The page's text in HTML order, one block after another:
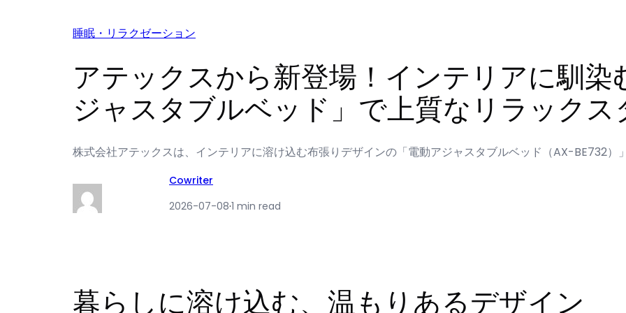
睡眠・リラクゼーション
アテックスから新登場！インテリアに馴染
ジャスタブルベッド」で上質なリラックス
株式会社アテックスは、インテリアに溶け込む布張りデザインの「電動アジャスタブルベッド（AX-BE732）
Cowriter
2026-07-08·1 min read
暮らしに溶け込む、温もりあるデザイン